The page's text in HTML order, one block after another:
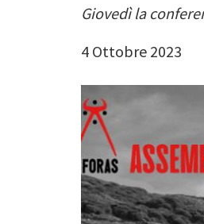
Giovedì la
4 Ottobre 2023